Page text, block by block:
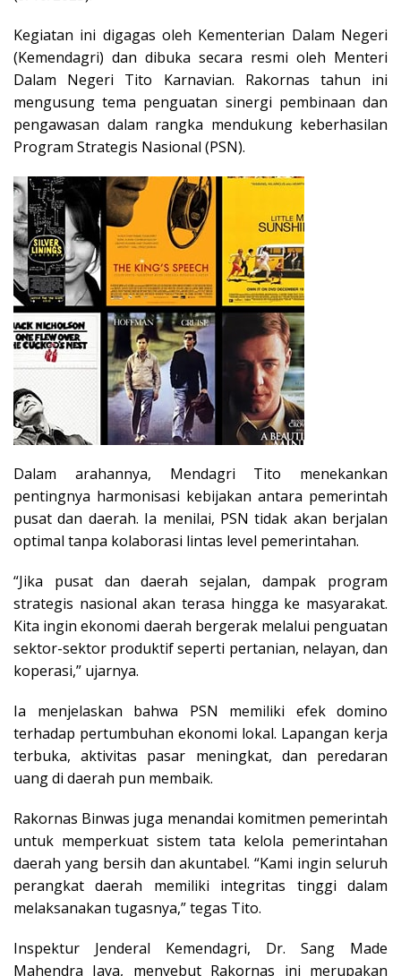
Kegiatan ini digagas oleh Kementerian Dalam Negeri
(Kemendagri) dan dibuka secara resmi oleh Menteri
Dalam Negeri Tito Karnavian. Rakornas tahun ini
mengusung tema penguatan sinergi pembinaan dan
pengawasan dalam rangka mendukung keberhasilan
Program Strategis Nasional (PSN).
Dalam arahannya, Mendagri Tito menekankan
pentingnya harmonisasi kebijakan antara pemerintah
pusat dan daerah. Ia menilai, PSN tidak akan berjalan
optimal tanpa kolaborasi lintas level pemerintahan.
“Jika pusat dan daerah sejalan, dampak program
strategis nasional akan terasa hingga ke masyarakat.
Kita ingin ekonomi daerah bergerak melalui penguatan
sektor-sektor produktif seperti pertanian, nelayan, dan
koperasi,” ujarnya.
Ia menjelaskan bahwa PSN memiliki efek domino
terhadap pertumbuhan ekonomi lokal. Lapangan kerja
terbuka, aktivitas pasar meningkat, dan peredaran
uang di daerah pun membaik.
Rakornas Binwas juga menandai komitmen pemerintah
untuk memperkuat sistem tata kelola pemerintahan
daerah yang bersih dan akuntabel. “Kami ingin seluruh
perangkat daerah memiliki integritas tinggi dalam
melaksanakan tugasnya,” tegas Tito.
Inspektur Jenderal Kemendagri, Dr. Sang Made
Mahendra Jaya, menyebut Rakornas ini merupakan